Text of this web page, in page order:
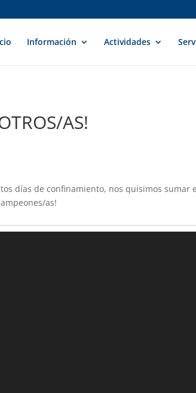
Información Actividades
AS!
días de confinamiento, nos quisimos sumar
as!